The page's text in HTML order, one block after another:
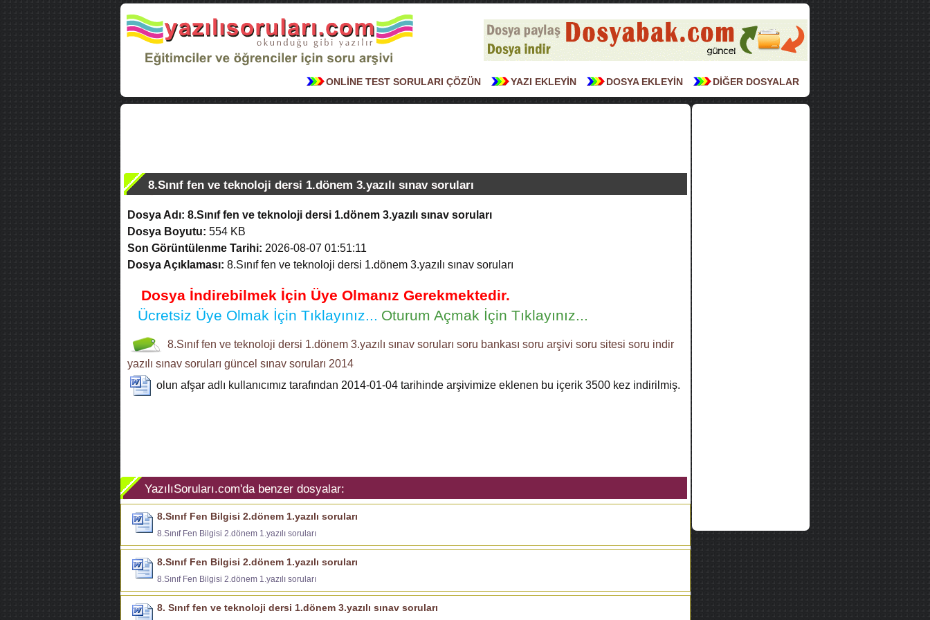
DİĞER DOSYALAR
DOSYA EKLEYİN
YAZI EKLEYİN
ONLİNE TEST SORULARI ÇÖZÜN
8.Sınıf fen ve teknoloji dersi 1.dönem 3.yazılı sınav soruları
Dosya Adı: 8.Sınıf fen ve teknoloji dersi 1.dönem 3.yazılı sınav soruları
Dosya Boyutu: 554 KB
Son Görüntülenme Tarihi: 2026-08-07 01:51:11
Dosya Açıklaması: 8.Sınıf fen ve teknoloji dersi 1.dönem 3.yazılı sınav soruları
Dosya İndirebilmek İçin Üye Olmanız Gerekmektedir.
Ücretsiz Üye Olmak İçin Tıklayınız... Oturum Açmak İçin Tıklayınız...
8.Sınıf fen ve teknoloji dersi 1.dönem 3.yazılı sınav soruları soru bankası soru arşivi soru sitesi soru indir
yazılı sınav soruları güncel sınav soruları 2014
olun afşar adlı kullanıcımız tarafından 2014-01-04 tarihinde arşivimize eklenen bu içerik 3500 kez indirilmiş.
YazılıSoruları.com'da benzer dosyalar:
8.Sınıf Fen Bilgisi 2.dönem 1.yazılı soruları
8.Sınıf Fen Bilgisi 2.dönem 1.yazılı soruları
8.Sınıf Fen Bilgisi 2.dönem 1.yazılı soruları
8.Sınıf Fen Bilgisi 2.dönem 1.yazılı soruları
8. Sınıf fen ve teknoloji dersi 1.dönem 3.yazılı sınav soruları